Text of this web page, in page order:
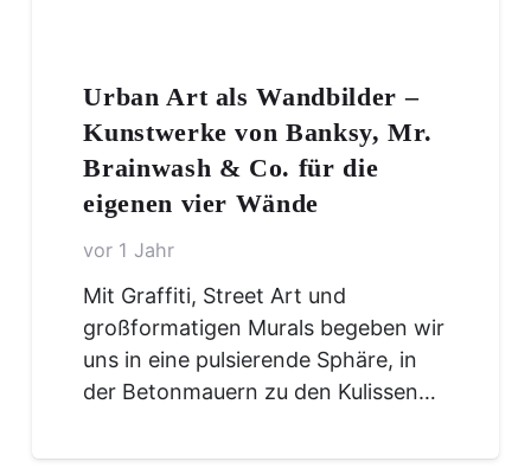
Urban Art als Wandbilder –
Kunstwerke von Banksy, Mr.
Brainwash & Co. für die
eigenen vier Wände
vor 1 Jahr
Mit Graffiti, Street Art und
großformatigen Murals begeben wir
uns in eine pulsierende Sphäre, in
der Betonmauern zu den Kulissen…